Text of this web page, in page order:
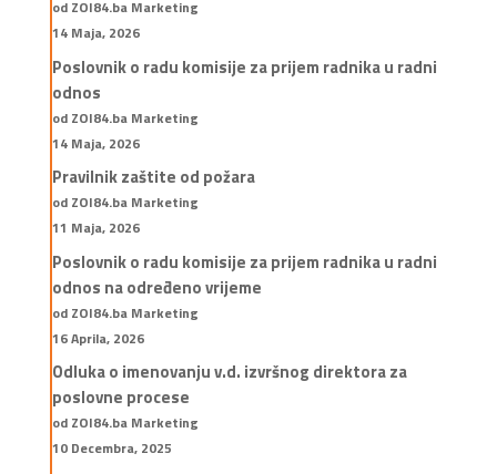
od ZOI84.ba Marketing
14 Maja, 2026
Poslovnik o radu komisije za prijem radnika u radni
odnos
od ZOI84.ba Marketing
14 Maja, 2026
Pravilnik zaštite od požara
od ZOI84.ba Marketing
11 Maja, 2026
Poslovnik o radu komisije za prijem radnika u radni
odnos na određeno vrijeme
od ZOI84.ba Marketing
16 Aprila, 2026
Odluka o imenovanju v.d. izvršnog direktora za
poslovne procese
od ZOI84.ba Marketing
10 Decembra, 2025